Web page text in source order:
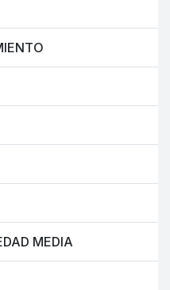
MEDIA